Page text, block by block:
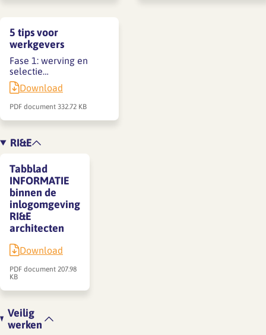
5 tips voor
werkgevers
Fase 1: werving en
selectie…
Download
PDF document 332.72 KB
RI&E
Tabblad
INFORMATIE
binnen de
inlogomgeving
RI&E
architecten
Download
PDF document 207.98
KB
Veilig
werken